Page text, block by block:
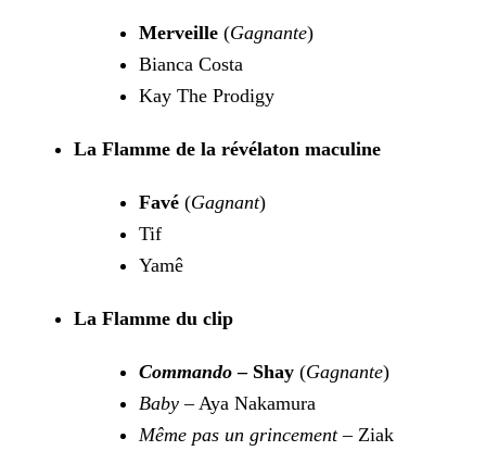
Merveille (Gagnante)
Bianca Costa
Kay The Prodigy
La Flamme de la révélaton maculine
Favé (Gagnant)
Tif
Yamê
La Flamme du clip
Commando – Shay (Gagnante)
Baby – Aya Nakamura
Même pas un grincement– Ziak